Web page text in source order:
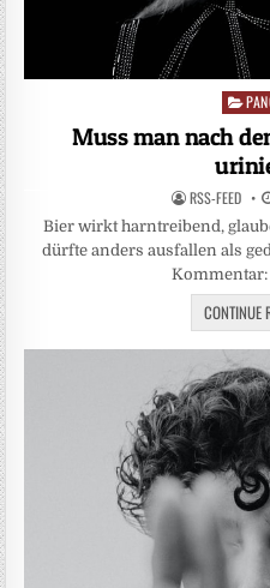
Posted
in
Muss man nach
RSS-FEED
Bier wirkt harntreibend,
dürfte anders ausfallen als
Kommentar:
CONTINUE